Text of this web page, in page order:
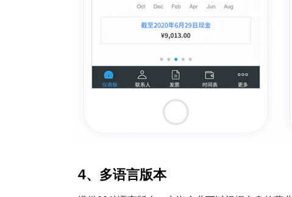
4、多语言版本